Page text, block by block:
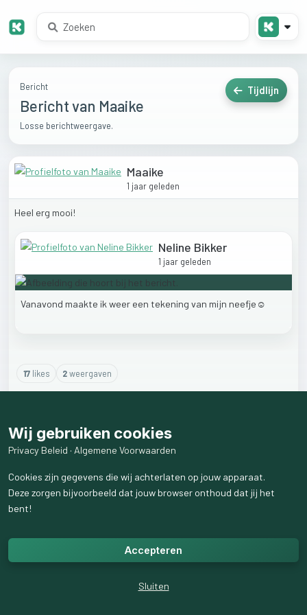
Bericht
Bericht van Maaike
Losse berichtweergave.
Tijdlijn
Maaike
1 jaar geleden
Heel erg mooi!
Neline Bikker
1 jaar geleden
Vanavond maakte ik weer een tekening van mijn neefje☺️
17likes 2weergaven
Wij gebruiken cookies
Privacy Beleid · Algemene Voorwaarden
Cookies zijn gegevens die wij achterlaten op jouw apparaat.
Deze zorgen bijvoorbeeld dat jouw browser onthoud dat jij het
bent!
Accepteren
Sluiten